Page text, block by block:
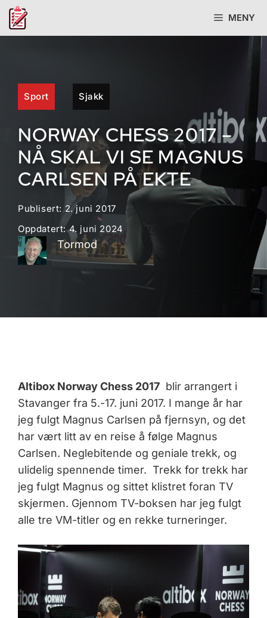
Hopp
MENY
Sport Sjakk
NORWAY CHESS 2017 –
NÅ SKAL VI SE MAGNUS
CARLSEN PÅ EKTE
Publisert:2. juni 2017
Oppdatert:4. juni 2024
Tormod
Altibox Norway Chess 2017blir arrangert i
Stavanger fra 5.-17. juni 2017. I mange år har
jeg fulgt Magnus Carlsen på fjernsyn, og det
har vært litt av en reise å følge Magnus
Carlsen. Neglebitende og geniale trekk, og
ulidelig spennende timer. Trekk for trekk har
jeg fulgt Magnus og sittet klistret foran TV
skjermen. Gjennom TV-boksen har jeg fulgt
alle tre VM-titler og en rekke turneringer.